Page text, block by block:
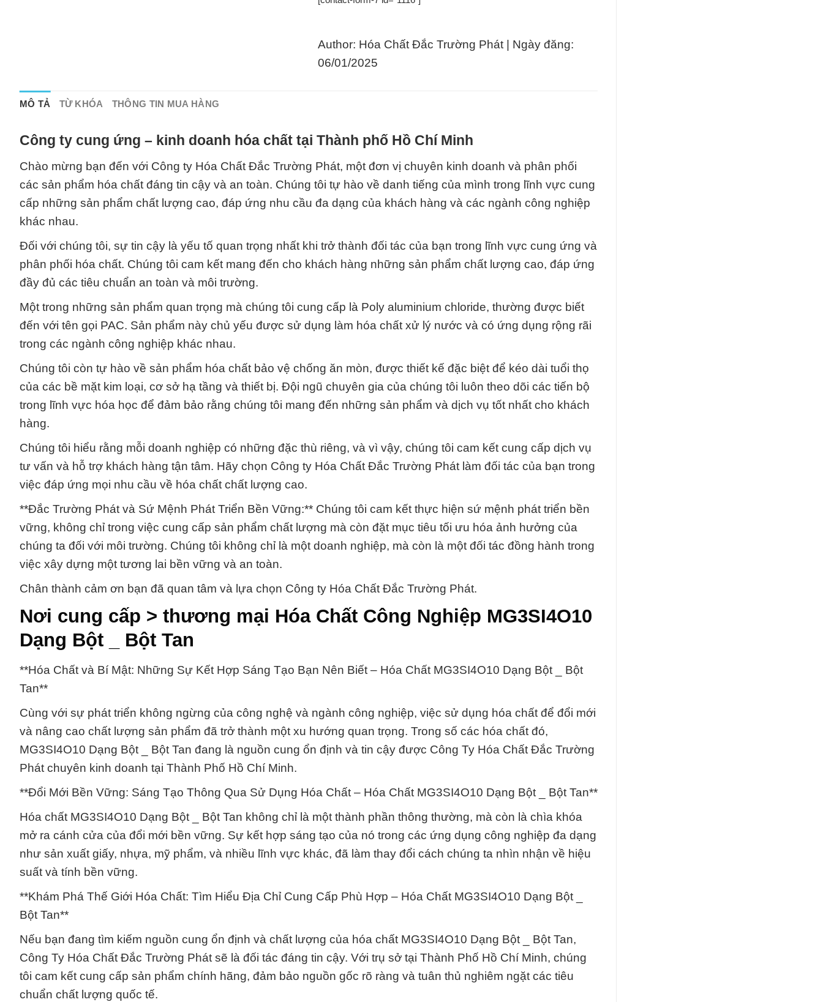
Author: Hóa Chất Đắc Trường Phát | Ngày đăng:
06/01/2025
MÔ TẢ TỪ KHÓA THÔNG TIN MUA HÀNG
Công ty cung ứng – kinh doanh hóa chất tại Thành phố Hồ Chí Minh
Chào mừng bạn đến với Công ty Hóa Chất Đắc Trường Phát, một đơn vị chuyên kinh doanh và phân phối
các sản phẩm hóa chất đáng tin cậy và an toàn. Chúng tôi tự hào về danh tiếng của mình trong lĩnh vực cung
cấp những sản phẩm chất lượng cao, đáp ứng nhu cầu đa dạng của khách hàng và các ngành công nghiệp
khác nhau.
Đối với chúng tôi, sự tin cậy là yếu tố quan trọng nhất khi trở thành đối tác của bạn trong lĩnh vực cung ứng và
phân phối hóa chất. Chúng tôi cam kết mang đến cho khách hàng những sản phẩm chất lượng cao, đáp ứng
đầy đủ các tiêu chuẩn an toàn và môi trường.
Một trong những sản phẩm quan trọng mà chúng tôi cung cấp là Poly aluminium chloride, thường được biết
đến với tên gọi PAC. Sản phẩm này chủ yếu được sử dụng làm hóa chất xử lý nước và có ứng dụng rộng rãi
trong các ngành công nghiệp khác nhau.
Chúng tôi còn tự hào về sản phẩm hóa chất bảo vệ chống ăn mòn, được thiết kế đặc biệt để kéo dài tuổi thọ
của các bề mặt kim loại, cơ sở hạ tầng và thiết bị. Đội ngũ chuyên gia của chúng tôi luôn theo dõi các tiến bộ
trong lĩnh vực hóa học để đảm bảo rằng chúng tôi mang đến những sản phẩm và dịch vụ tốt nhất cho khách
hàng.
Chúng tôi hiểu rằng mỗi doanh nghiệp có những đặc thù riêng, và vì vậy, chúng tôi cam kết cung cấp dịch vụ
tư vấn và hỗ trợ khách hàng tận tâm. Hãy chọn Công ty Hóa Chất Đắc Trường Phát làm đối tác của bạn trong
việc đáp ứng mọi nhu cầu về hóa chất chất lượng cao.
**Đắc Trường Phát và Sứ Mệnh Phát Triển Bền Vững:** Chúng tôi cam kết thực hiện sứ mệnh phát triển bền
vững, không chỉ trong việc cung cấp sản phẩm chất lượng mà còn đặt mục tiêu tối ưu hóa ảnh hưởng của
chúng ta đối với môi trường. Chúng tôi không chỉ là một doanh nghiệp, mà còn là một đối tác đồng hành trong
việc xây dựng một tương lai bền vững và an toàn.
Chân thành cảm ơn bạn đã quan tâm và lựa chọn Công ty Hóa Chất Đắc Trường Phát.
Nơi cung cấp > thương mại Hóa Chất Công Nghiệp MG3SI4O10
Dạng Bột _ Bột Tan
**Hóa Chất và Bí Mật: Những Sự Kết Hợp Sáng Tạo Bạn Nên Biết – Hóa Chất MG3SI4O10 Dạng Bột _ Bột
Tan**
Cùng với sự phát triển không ngừng của công nghệ và ngành công nghiệp, việc sử dụng hóa chất để đổi mới
và nâng cao chất lượng sản phẩm đã trở thành một xu hướng quan trọng. Trong số các hóa chất đó,
MG3SI4O10 Dạng Bột _ Bột Tan đang là nguồn cung ổn định và tin cậy được Công Ty Hóa Chất Đắc Trường
Phát chuyên kinh doanh tại Thành Phố Hồ Chí Minh.
**Đổi Mới Bền Vững: Sáng Tạo Thông Qua Sử Dụng Hóa Chất – Hóa Chất MG3SI4O10 Dạng Bột _ Bột Tan**
Hóa chất MG3SI4O10 Dạng Bột _ Bột Tan không chỉ là một thành phần thông thường, mà còn là chìa khóa
mở ra cánh cửa của đổi mới bền vững. Sự kết hợp sáng tạo của nó trong các ứng dụng công nghiệp đa dạng
như sản xuất giấy, nhựa, mỹ phẩm, và nhiều lĩnh vực khác, đã làm thay đổi cách chúng ta nhìn nhận về hiệu
suất và tính bền vững.
**Khám Phá Thế Giới Hóa Chất: Tìm Hiểu Địa Chỉ Cung Cấp Phù Hợp – Hóa Chất MG3SI4O10 Dạng Bột _
Bột Tan**
Nếu bạn đang tìm kiếm nguồn cung ổn định và chất lượng của hóa chất MG3SI4O10 Dạng Bột _ Bột Tan,
Công Ty Hóa Chất Đắc Trường Phát sẽ là đối tác đáng tin cậy. Với trụ sở tại Thành Phố Hồ Chí Minh, chúng
tôi cam kết cung cấp sản phẩm chính hãng, đảm bảo nguồn gốc rõ ràng và tuân thủ nghiêm ngặt các tiêu
chuẩn chất lượng quốc tế.